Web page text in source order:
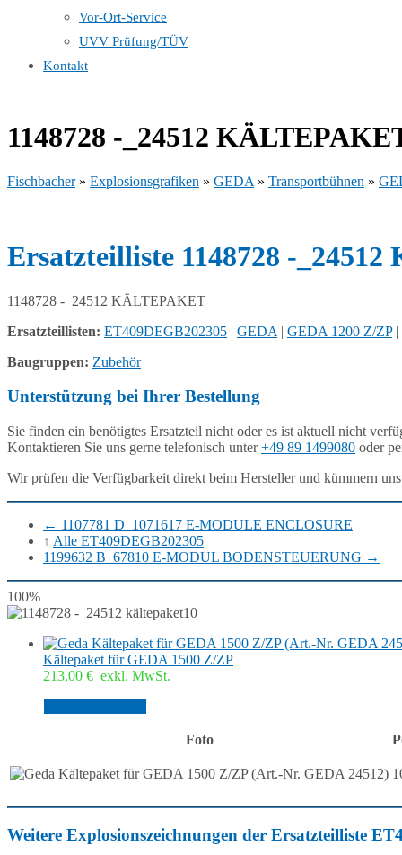
Vor-Ort-Service
UVV Prüfung/TÜV
Kontakt
1148728 -_24512
Fischbacher» Explosionsgrafiken » GEDA » Transportbühnen »
Ersatzteilliste 1148728 -
1148728 -_24512 KÄLTEPAKET
Ersatzteillisten: ET409DEGB202305 | GEDA | GEDA 1200 Z/ZP|
Baugruppen: Zubehör
Unterstützung bei Ihrer Bestellung
Sie finden ein benötigtes Ersatzteil nicht oder es ist aktuell nicht
Kontaktieren Sie uns gerne telefonisch unter+49 89 1499080 oder
Wir prüfen die Verfügbarkeit direkt beim Hersteller und kümmern
← 1107781 D_1071617 E-MODULE ENCLOSURE
↑ Alle ET409DEGB202305
1199632 B_67810 E-MODUL BODENSTEUERUNG →
100%
10
Kältepaket für GEDA 1500 Z/ZP
213,00 € exkl. MwSt.
Foto
Weitere Explosionszeichnungen der Ersatzteilliste